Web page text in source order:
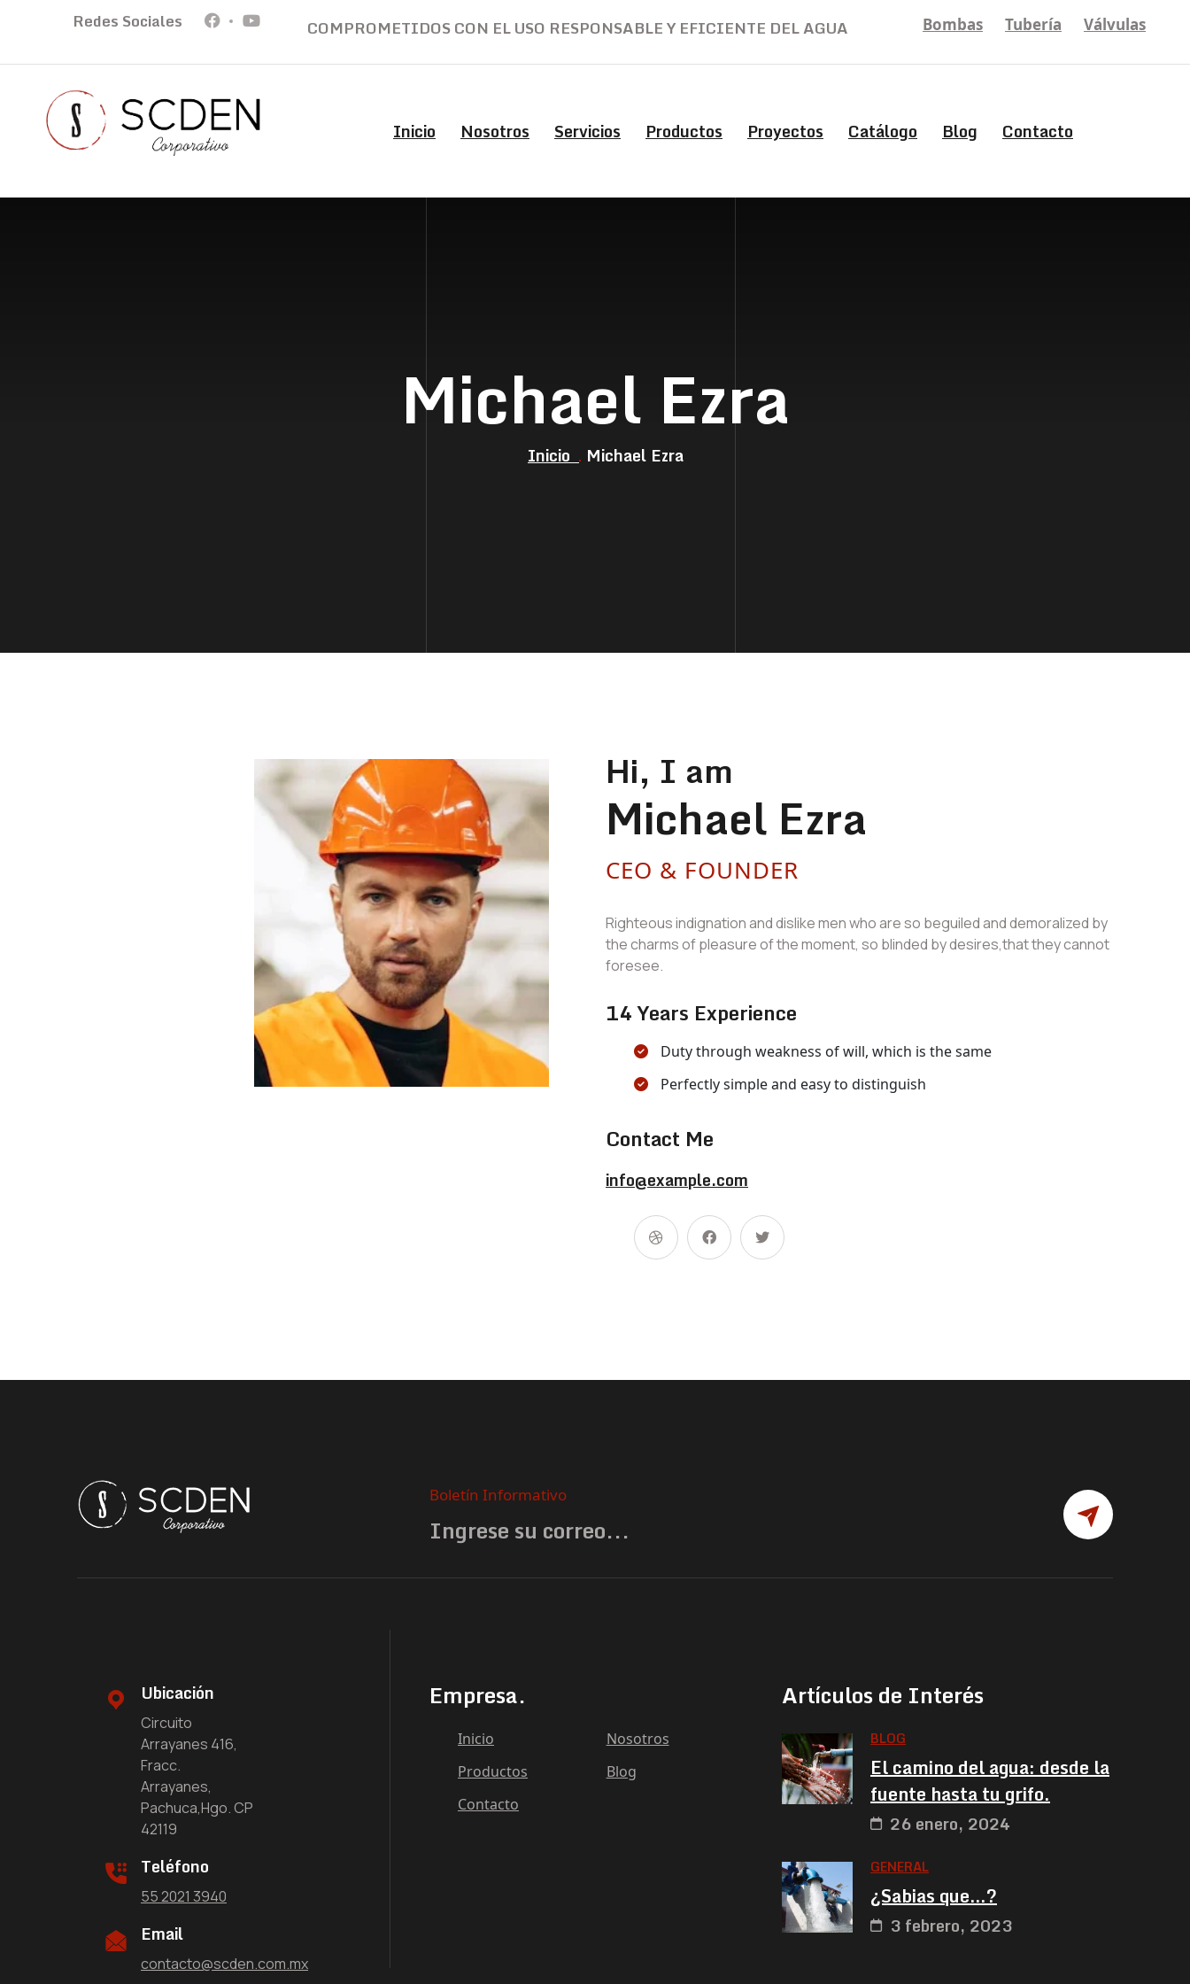
Redes Sociales COMPROMETIDOS CON EL USO RESPONSABLE Y EFICIENTE DEL AGUA Bombas Tubería Válvulas
Inicio Nosotros Servicios Productos Proyectos Catálogo Blog Contacto
Michael Ezra
Inicio Michael Ezra
Hi, I am
Michael Ezra
CEO & FOUNDER
Righteous indignation and dislike men who are so beguiled and demoralized by
the charms of pleasure of the moment, so blinded by desires,that they cannot
foresee.
14 Years Experience
Duty through weakness of will, which is the same
Perfectly simple and easy to distinguish
Contact Me
info@example.com
Boletín Informativo
Ubicación
Circuito
Arrayanes 416,
Fracc.
Arrayanes,
Pachuca,Hgo. CP
42119
Teléfono
55 2021 3940
Email
contacto@scden.com.mx
Empresa.
Inicio
Nosotros
Productos
Blog
Contacto
Artículos de Interés
BLOG
El camino del agua: desde la
fuente hasta tu grifo.
26 enero, 2024
GENERAL
¿Sabias que…?
3 febrero, 2023